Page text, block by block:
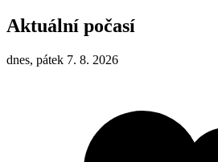
Aktuální počasí
dnes, pátek 7. 8. 2026